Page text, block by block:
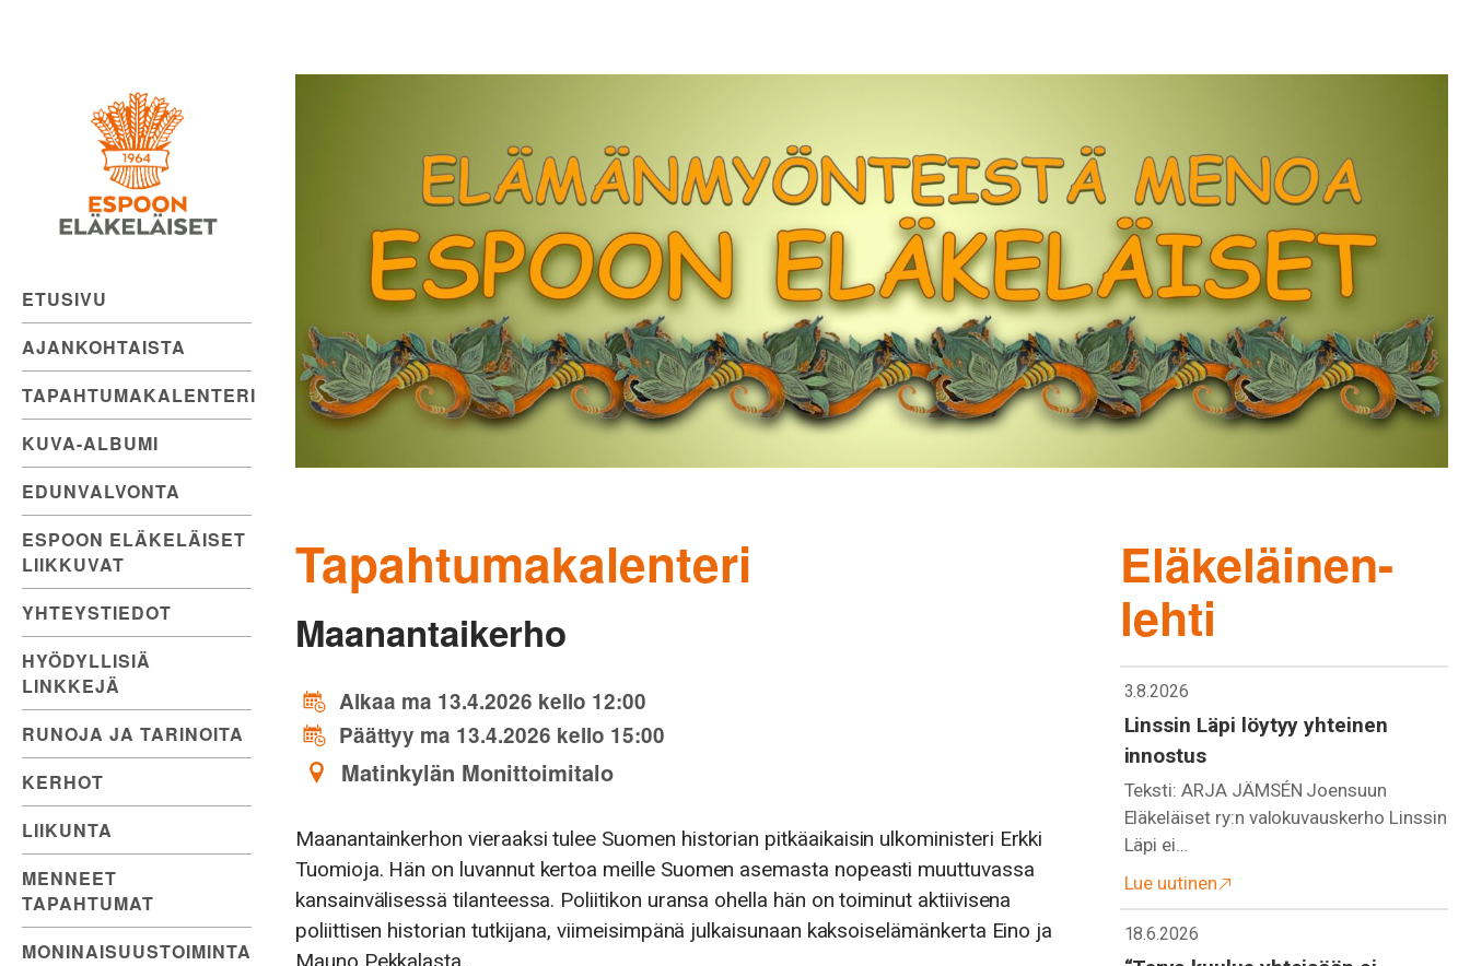
Espoon
Eläkeläiset
ry
menoa.
ETUSIVU
AJANKOHTAISTA
TAPAHTUMAKALENTERI
KUVA-ALBUMI
EDUNVALVONTA
ESPOON ELÄKELÄISET
LIIKKUVAT
YHTEYSTIEDOT
HYÖDYLLISIÄ
LINKKEJÄ
RUNOJA JA TARINOITA
KERHOT
LIIKUNTA
MENNEET
TAPAHTUMAT
MONINAISUUSTOIMINTA
Tapahtumakalenteri
Maanantaikerho
Alkaa ma 13.4.2026 kello 12:00
Päättyy ma 13.4.2026 kello 15:00
Matinkylän Monittoimitalo
Maanantainkerhon vieraaksi tulee Suomen historian pitkäaikaisin ulkoministeri Erkki
Tuomioja. Hän on luvannut kertoa meille Suomen asemasta nopeasti muuttuvassa
kansainvälisessä tilanteessa. Poliitikon uransa ohella hän on toiminut aktiivisena
poliittisen historian tutkijana, viimeisimpänä julkaisunaan kaksoiselämänkerta Eino ja
Eläkeläinen-
lehti
3.8.2026
Linssin Läpi löytyy yhteinen
innostus
Teksti: ARJA JÄMSÉN Joensuun
Eläkeläiset ry:n valokuvauskerho Linssin
Läpi ei…
Lue uutinen
18.6.2026